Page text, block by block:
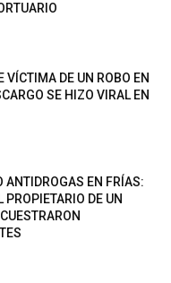
VÍCTIMA DE UN ROBO EN
SE HIZO VIRAL EN
ANTIDROGAS EN FRÍAS:
PROPIETARIO DE UN